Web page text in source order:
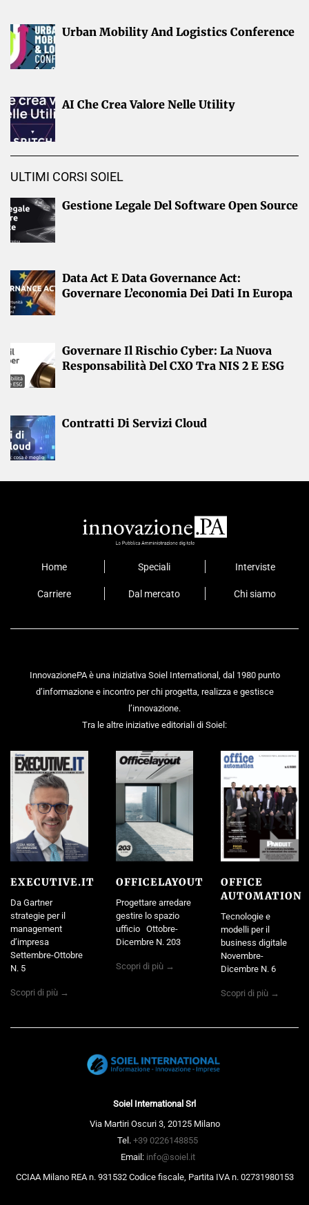
Urban Mobility And Logistics Conference
AI Che Crea Valore Nelle Utility
ULTIMI CORSI SOIEL
Gestione Legale Del Software Open Source
Data Act E Data Governance Act:
Governare L’economia Dei Dati In Europa
Governare Il Rischio Cyber: La Nuova
Responsabilità Del CXO Tra NIS 2 E ESG
Contratti Di Servizi Cloud
Home Speciali Interviste
Carriere Dal mercato Chi siamo
InnovazionePA è una iniziativa Soiel International, dal 1980 punto
d’informazione e incontro per chi progetta, realizza e gestisce
l’innovazione.
Tra le altre iniziative editoriali di Soiel:
EXECUTIVE.IT
Da Gartner
strategie per il
management
d’impresa
Settembre-Ottobre
N. 5
Scopri di più →
OFFICELAYOUT
Progettare arredare
gestire lo spazio
ufficio Ottobre-
Dicembre N. 203
Scopri di più →
OFFICE
AUTOMATION
Tecnologie e
modelli per il
business digitale
Novembre-
Dicembre N. 6
Scopri di più →
Soiel International Srl
Via Martiri Oscuri 3, 20125 Milano
Tel. +39 0226148855
Email: info@soiel.it
CCIAA Milano REA n. 931532 Codice fiscale, Partita IVA n. 02731980153